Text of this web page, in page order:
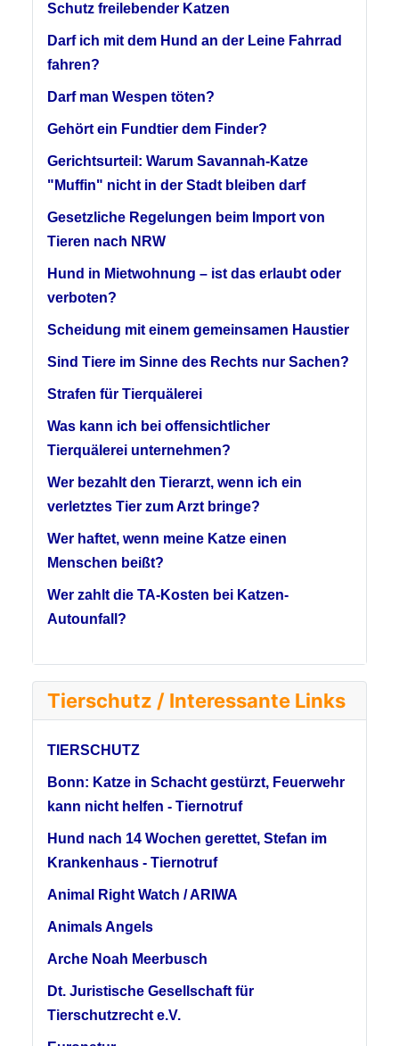
Schutz freilebender Katzen
Darf ich mit dem Hund an der Leine Fahrrad
fahren?
Darf man Wespen töten?
Gehört ein Fundtier dem Finder?
Gerichtsurteil: Warum Savannah-Katze
"Muffin" nicht in der Stadt bleiben darf
Gesetzliche Regelungen beim Import von
Tieren nach NRW
Hund in Mietwohnung – ist das erlaubt oder
verboten?
Scheidung mit einem gemeinsamen Haustier
Sind Tiere im Sinne des Rechts nur Sachen?
Strafen für Tierquälerei
Was kann ich bei offensichtlicher
Tierquälerei unternehmen?
Wer bezahlt den Tierarzt, wenn ich ein
verletztes Tier zum Arzt bringe?
Wer haftet, wenn meine Katze einen
Menschen beißt?
Wer zahlt die TA-Kosten bei Katzen-
Autounfall?
Tierschutz / Interessante Links
TIERSCHUTZ
Bonn: Katze in Schacht gestürzt, Feuerwehr
kann nicht helfen - Tiernotruf
Hund nach 14 Wochen gerettet, Stefan im
Krankenhaus - Tiernotruf
Animal Right Watch / ARIWA
Animals Angels
Arche Noah Meerbusch
Dt. Juristische Gesellschaft für
Tierschutzrecht e.V.